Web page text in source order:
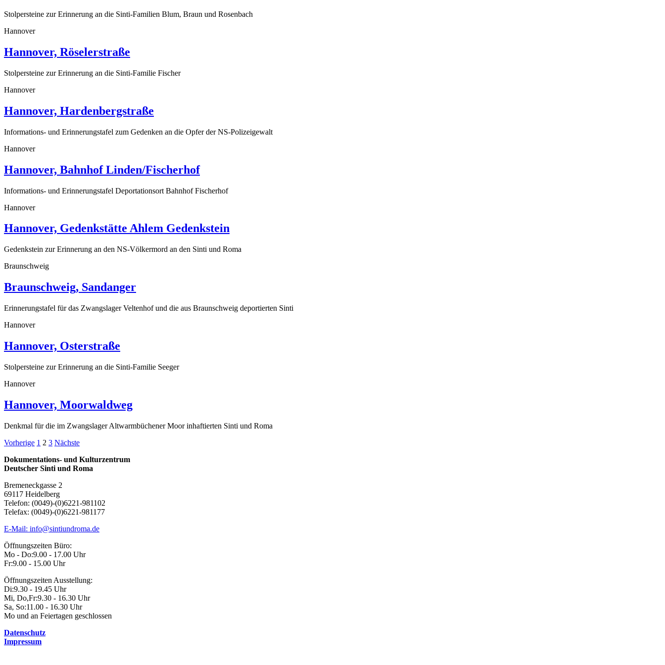
Stolpersteine zur Erinnerung an die Sinti-Familien Blum, Braun und Rosenbach
Hannover
Hannover, Röselerstraße
Stolpersteine zur Erinnerung an die Sinti-Familie Fischer
Hannover
Hannover, Hardenbergstraße
Informations- und Erinnerungstafel zum Gedenken an die Opfer der NS-Polizeigewalt
Hannover
Hannover, Bahnhof Linden/Fischerhof
Informations- und Erinnerungstafel Deportationsort Bahnhof Fischerhof
Hannover
Hannover, Gedenkstätte Ahlem Gedenkstein
Gedenkstein zur Erinnerung an den NS-Völkermord an den Sinti und Roma
Braunschweig
Braunschweig, Sandanger
Erinnerungstafel für das Zwangslager Veltenhof und die aus Braunschweig deportierten Sinti
Hannover
Hannover, Osterstraße
Stolpersteine zur Erinnerung an die Sinti-Familie Seeger
Hannover
Hannover, Moorwaldweg
Denkmal für die im Zwangslager Altwarmbüchener Moor inhaftierten Sinti und Roma
Seitennummerierung
der
Beiträge
Vorherige 1 2 3 Nächste
Dokumentations- und Kulturzentrum
Deutscher Sinti und Roma
Bremeneckgasse 2
69117 Heidelberg
Telefon: (0049)-(0)6221-981102
Telefax: (0049)-(0)6221-981177
E-Mail: info@sintiundroma.de
Öffnungszeiten Büro:
Mo - Do:9.00 - 17.00 Uhr
Fr:9.00 - 15.00 Uhr
Öffnungszeiten Ausstellung:
Di:9.30 - 19.45 Uhr
Mi, Do,Fr:9.30 - 16.30 Uhr
Sa, So:11.00 - 16.30 Uhr
Mo und an Feiertagen geschlossen
Datenschutz
Impressum